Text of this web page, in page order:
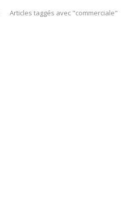
Articles taggés avec "commerciale"